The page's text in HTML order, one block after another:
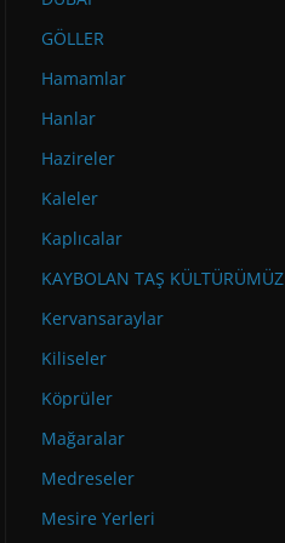
GÖLLER
Hamamlar
Hanlar
Hazireler
Kaleler
Kaplıcalar
KAYBOLAN TAŞ KÜLTÜRÜMÜZ
Kervansaraylar
Kiliseler
Köprüler
Mağaralar
Medreseler
Mesire Yerleri